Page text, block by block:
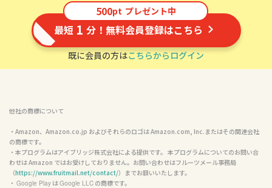
500pt プレゼント中
最短 1 分！無料会員登録はこちら
既に会員の方はこちらからログイン
他社の商標について
・Amazon、Amazon.co.jp およびそれらのロゴは Amazon.com, Inc.またはその関連会社
の商標です。
・本プログラムはアイブリッジ株式会社による提供です。 本プログラムについてのお問い合
わせは Amazon ではお受けしておりません。お問い合わせはフルーツメール事務局
（https://www.fruitmail.net/contact/）までお願いいたします。
・ Google Play は Google LLC の商標です。